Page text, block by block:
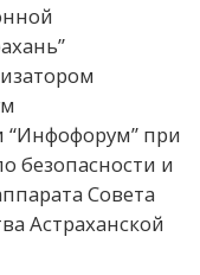
при
безопасности и
Совета
Астраханской